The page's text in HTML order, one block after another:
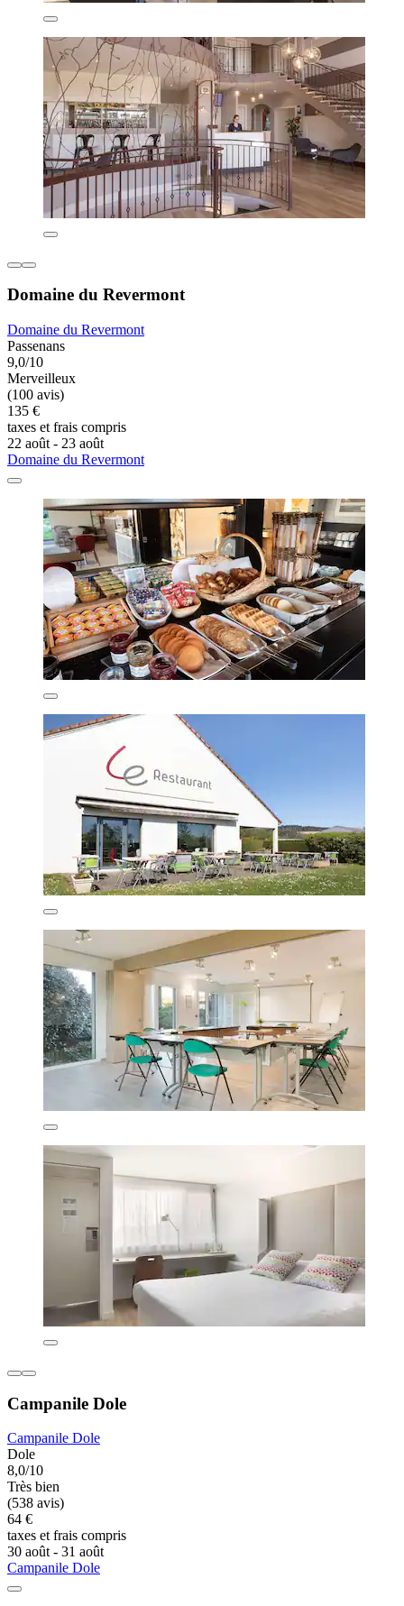
Domaine du Revermont
Domaine du Revermont
Passenans
9,0/10
Merveilleux
(100 avis)
135 €
taxes et frais compris
22 août - 23 août
Domaine du Revermont
Campanile Dole
Campanile Dole
Dole
8,0/10
Très bien
(538 avis)
64 €
taxes et frais compris
30 août - 31 août
Campanile Dole